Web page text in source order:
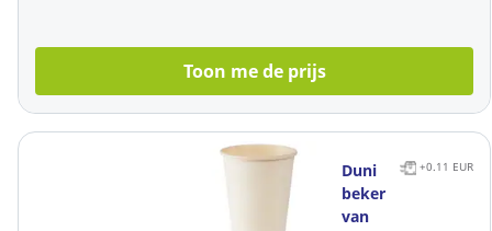
Toon me de prijs
+0.11 EUR
Duni
beker
van